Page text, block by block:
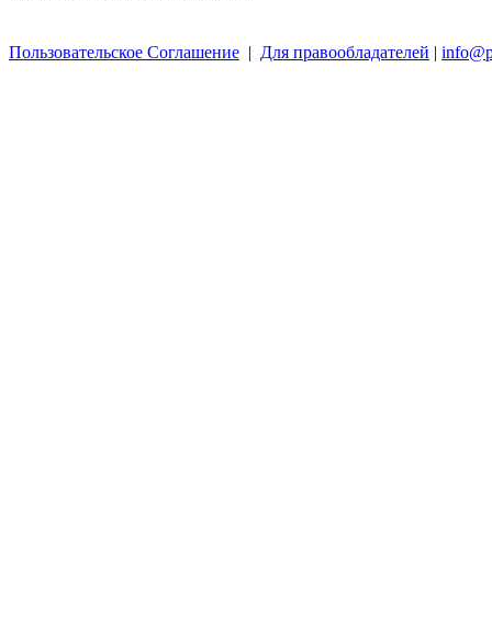
Пользовательское Соглашение | Для правообладателей |